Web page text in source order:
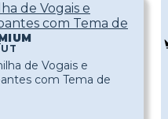
de Vogais e
com Tema de